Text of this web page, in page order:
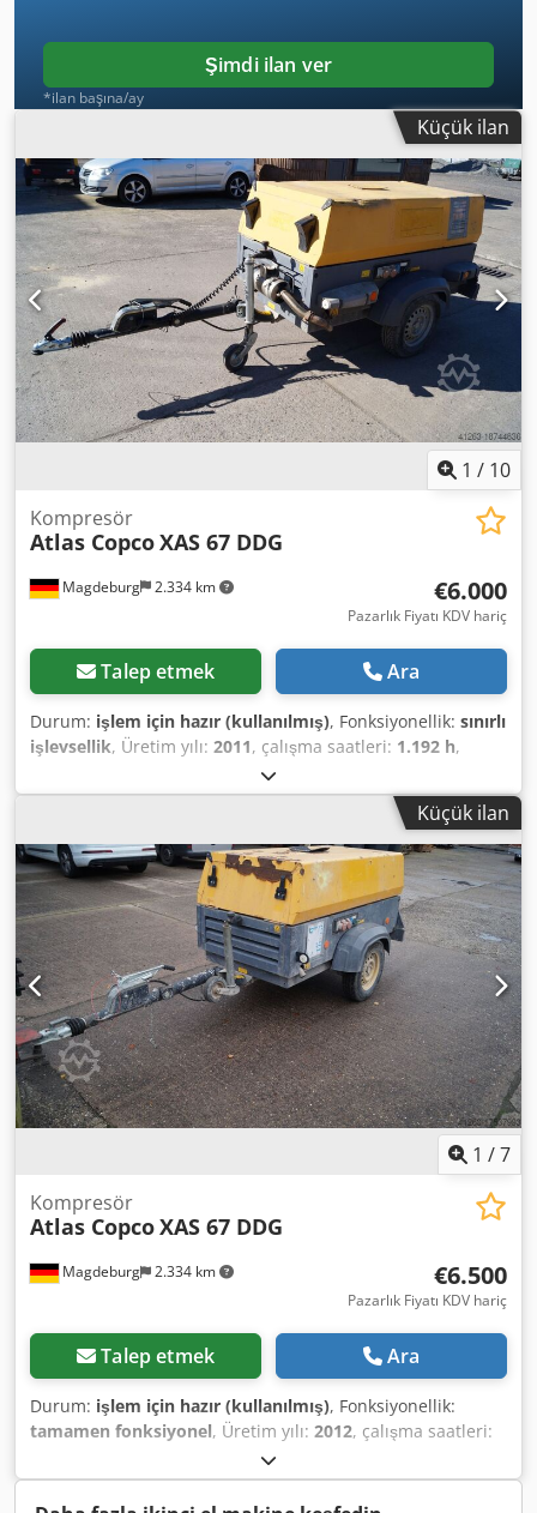
Şimdi ilan ver
*ilan başına/ay
Küçük ilan
1 / 10
Magdeburg 2.334 km
Kompresör
Atlas CopcoXAS 67 DDG
€6.000
Pazarlık Fiyatı KDV hariç
Talep etmek Ara
Durum: işlem için hazır (kullanılmış), Fonksiyonellik: sınırlı
işlevsellik, Üretim yılı: 2011, çalışma saatleri: 1.192 h,
is filtrasyon filtresi, Kompresör Atlas Copco XAS
67 DDG, 2011 yılında üretildi, 1192 çalışma saati, hacim
akışı 3,5 m³, acil durum gücü 12,5 kVA, bağlantılar 1 x 230
volt, 2 x 400 volt, seri numarası YA3062566B0165583, onay
mevcut, acil durum gücü açıldığında sigorta atıyor, aşağı
akış kurum filtresi SMF-MR Dodjv Rbufjpfx Afmswa
Küçük ilan
1 /7
Magdeburg 2.334 km
Kompresör
Atlas CopcoXAS 67 DDG
€6.500
Pazarlık Fiyatı KDV hariç
Talep etmek Ara
Durum: işlem için hazır (kullanılmış), Fonksiyonellik:
tamamen fonksiyonel, Üretim yılı: 2012, çalışma saatleri:
, Kompresör Atlas Copco XAS 67 DDG, üretim yılı
2012, 1680 çalışma saati, hacim akışı 3,5 m³, acil durum
gücü 12,5 Kva, bağlantılar 1 x 230 Volt, 2 x 400 Volt,